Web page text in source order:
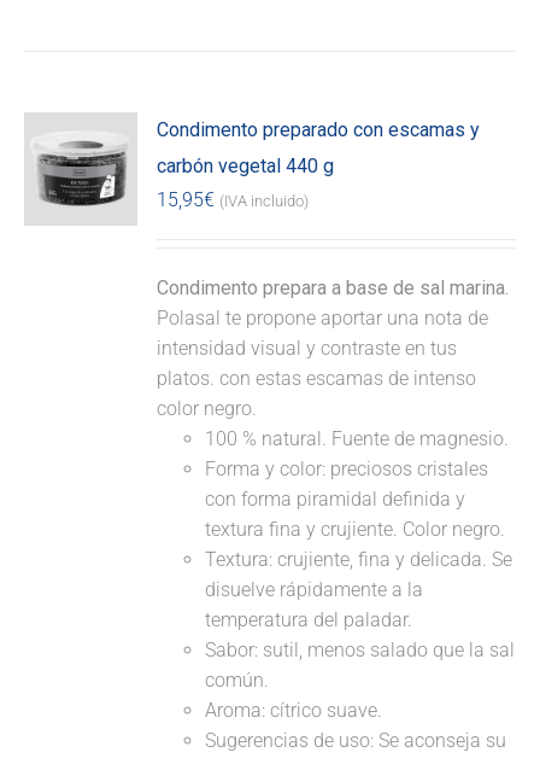
Condimento preparado con escamas y
carbón vegetal 440 g
15,95€ (IVA incluido)
Condimento prepara a base de sal marina.
Polasal te propone aportar una nota de
intensidad visual y contraste en tus
platos. con estas escamas de intenso
color negro.
100 % natural. Fuente de magnesio.
Forma y color: preciosos cristales
con forma piramidal definida y
textura fina y crujiente. Color negro.
Textura: crujiente, fina y delicada. Se
disuelve rápidamente a la
temperatura del paladar.
Sabor: sutil, menos salado que la sal
común.
Aroma: cítrico suave.
Sugerencias de uso: Se aconseja su